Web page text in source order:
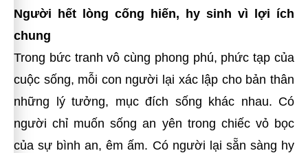
Người hết lòng cống hiến, hy sinh vì lợi ích
chung
Trong bức tranh vô cùng phong phú, phức tạp của
cuộc sống, mỗi con người lại xác lập cho bản thân
những lý tưởng, mục đích sống khác nhau. Có
người chỉ muốn sống an yên trong chiếc vỏ bọc
của sự bình an, êm ấm. Có người lại sẵn sàng hy